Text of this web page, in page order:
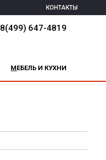
КОНТАКТЫ
8(499) 647-4819
МЕБЕЛЬ И КУХНИ